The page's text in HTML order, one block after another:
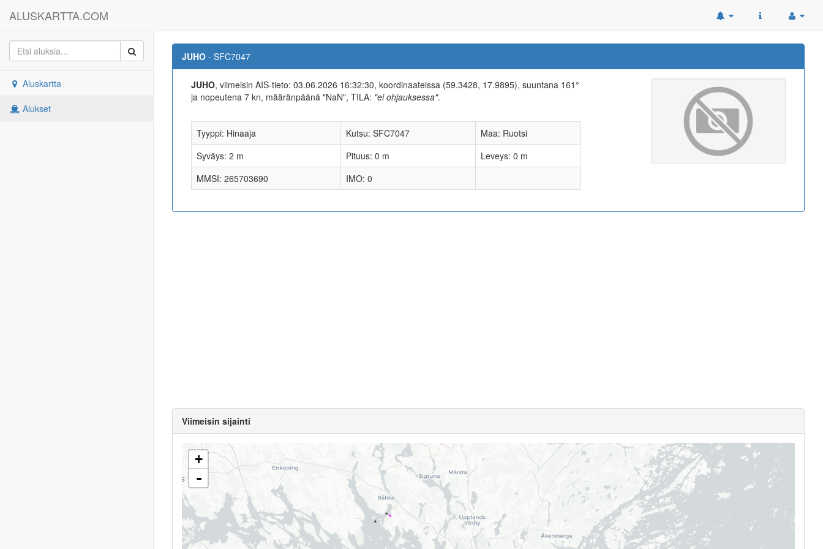
ALUSKARTTA.COM
Aluskartta
Alukset
JUHO - SFC7047
JUHO, viimeisin AIS-tieto: 03.06.2026 16:32:30, koordinaateissa (59.3428, 17.9895), suuntana 161°
ja nopeutena 7 kn, määränpäänä "NaN", TILA: "ei ohjauksessa".
Tyyppi: Hinaaja Kutsu: SFC7047
Maa: Ruotsi
Syväys: 2 m
Pituus: 0 m
Leveys: 0 m
MMSI: 265703690
IMO: 0
Viimeisin sijainti
+
-